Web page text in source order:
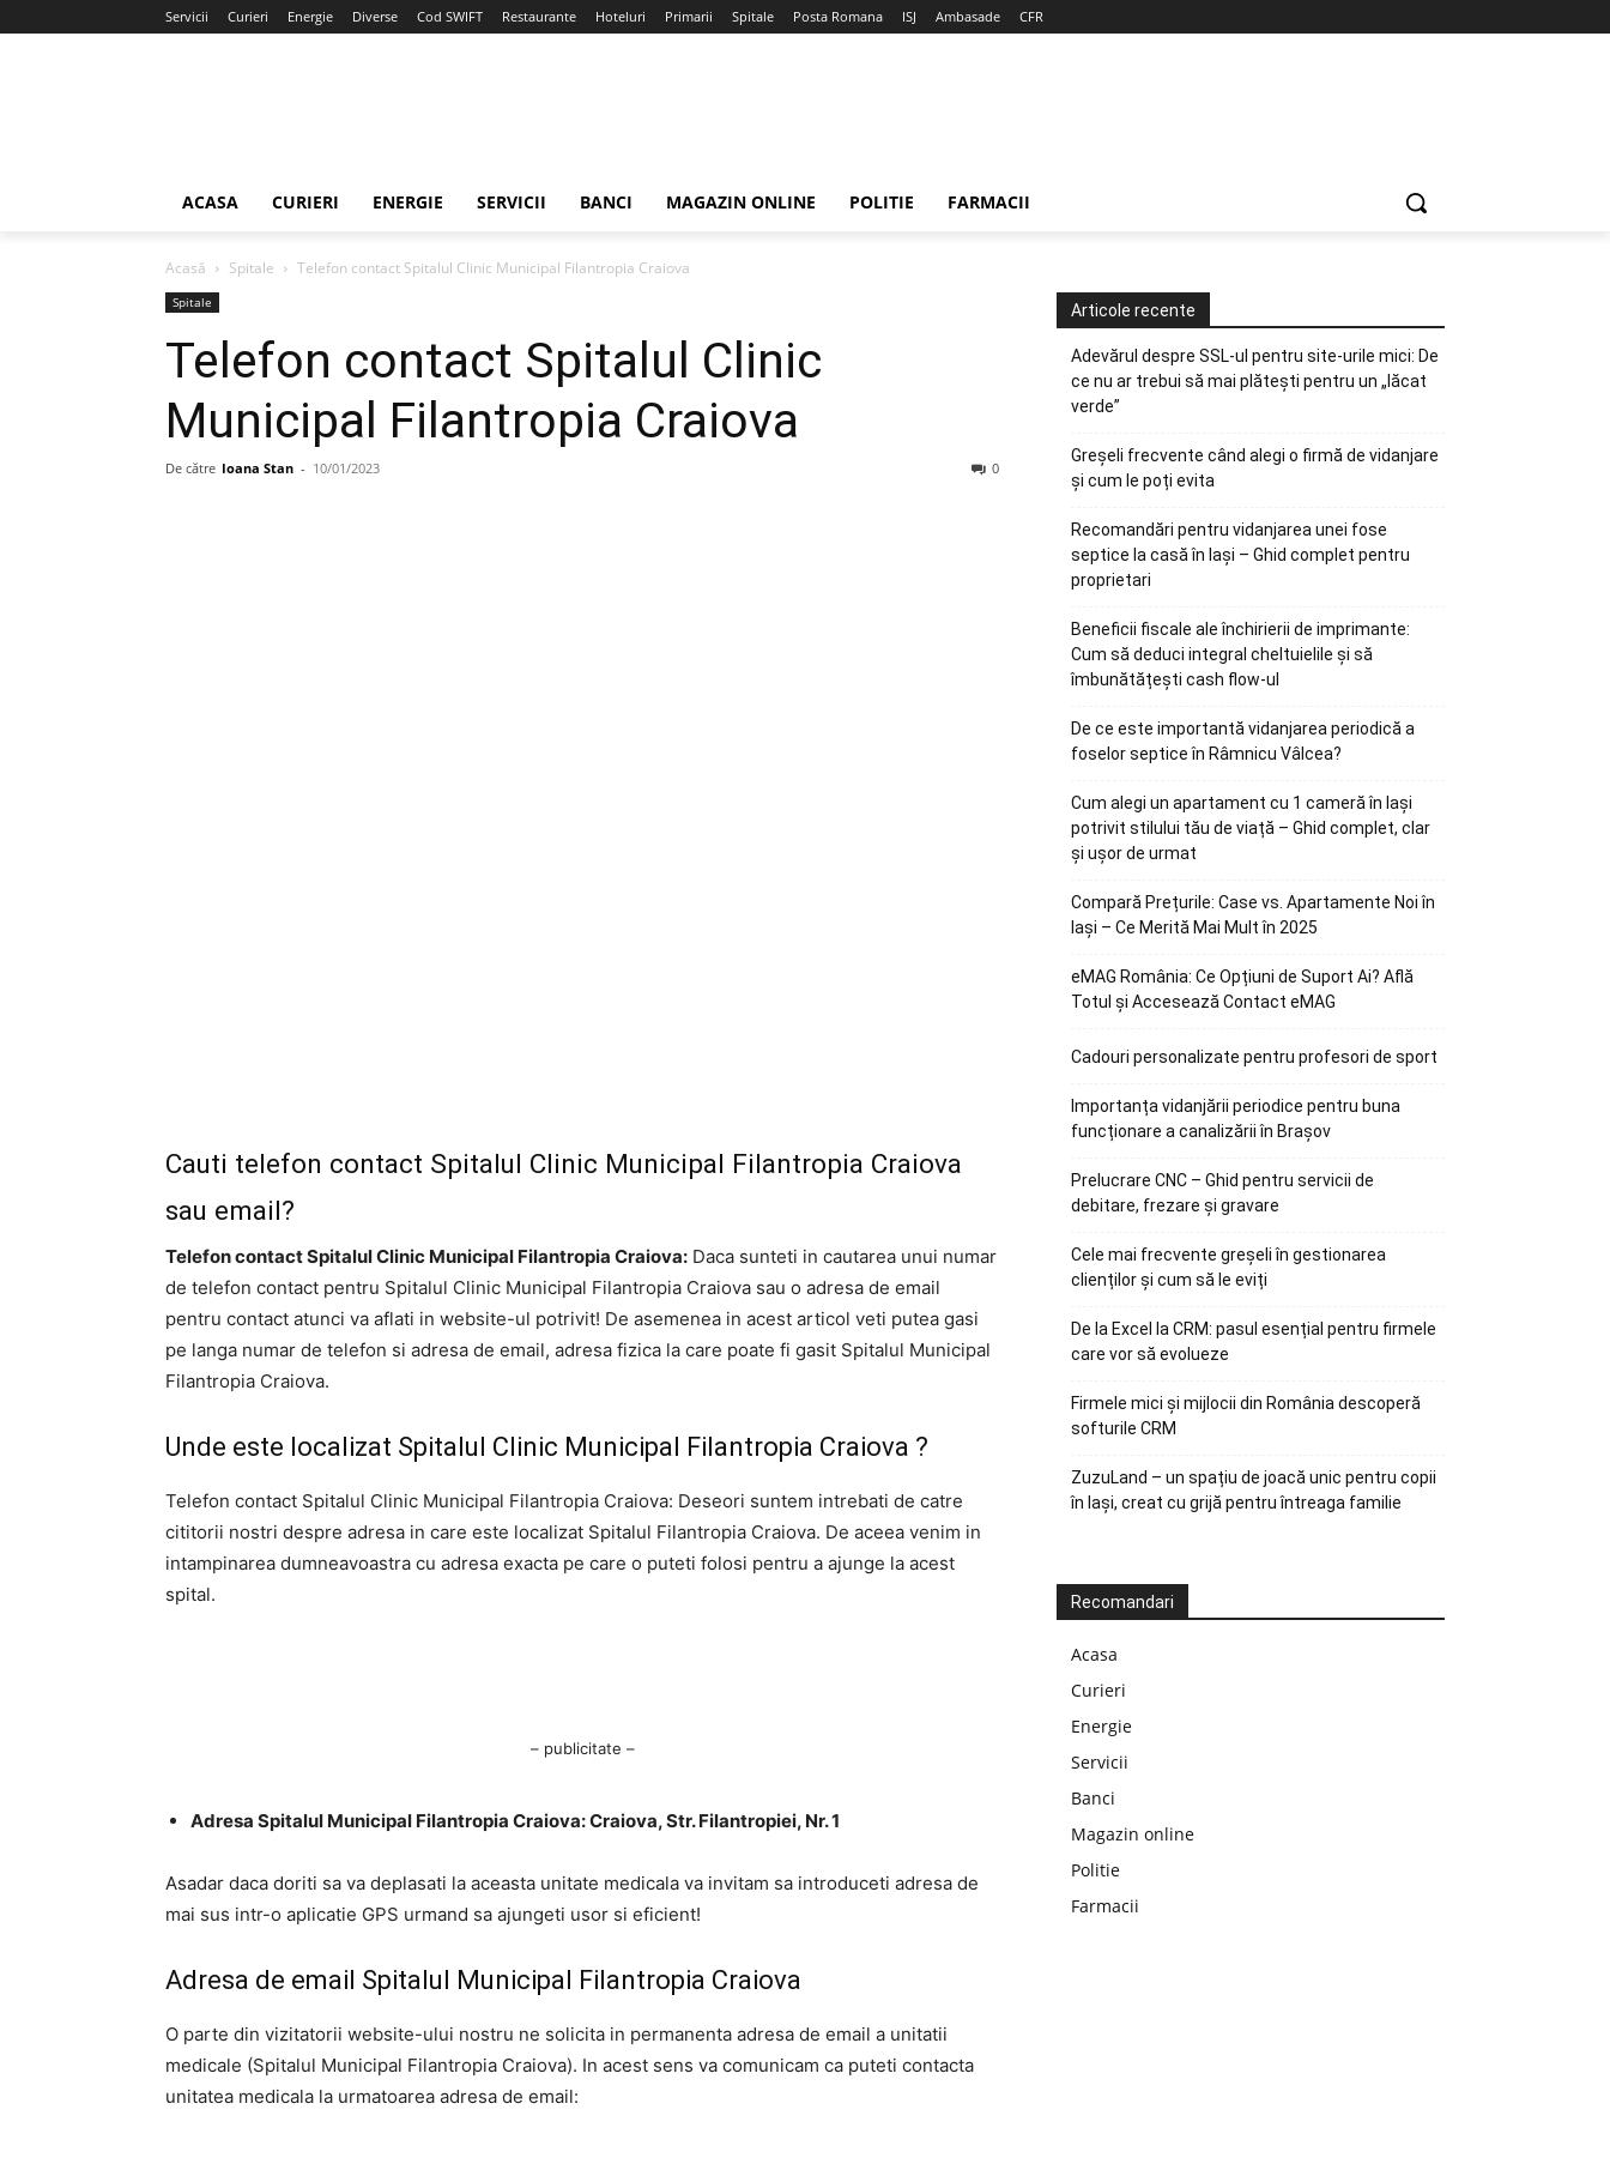
Servicii Curieri Energie Diverse Cod SWIFT Restaurante Hoteluri Primarii Spitale Posta Romana ISJ Ambasade CFR
ACASA CURIERI ENERGIE SERVICII BANCI MAGAZIN ONLINE POLITIE FARMACII
Acasă Spitale Telefon contact Spitalul Clinic Municipal Filantropia Craiova
Spitale
Telefon contact Spitalul Clinic
Municipal Filantropia Craiova
De către Ioana Stan - 10/01/2023 0
Cauti telefon contact Spitalul Clinic Municipal Filantropia Craiova
sau email?
Telefon contact Spitalul Clinic Municipal Filantropia Craiova: Daca sunteti in cautarea unui numar
de telefon contact pentru Spitalul Clinic Municipal Filantropia Craiova sau o adresa de email
pentru contact atunci va aflati in website-ul potrivit! De asemenea in acest articol veti putea gasi
pe langa numar de telefon si adresa de email, adresa fizica la care poate fi gasit Spitalul Municipal
Filantropia Craiova.
Unde este localizat Spitalul Clinic Municipal Filantropia Craiova ?
Telefon contact Spitalul Clinic Municipal Filantropia Craiova: Deseori suntem intrebati de catre
cititorii nostri despre adresa in care este localizat Spitalul Filantropia Craiova. De aceea venim in
intampinarea dumneavoastra cu adresa exacta pe care o puteti folosi pentru a ajunge la acest
spital.
– publicitate –
Adresa Spitalul Municipal Filantropia Craiova: Craiova, Str. Filantropiei, Nr. 1
Asadar daca doriti sa va deplasati la aceasta unitate medicala va invitam sa introduceti adresa de
mai sus intr-o aplicatie GPS urmand sa ajungeti usor si eficient!
Adresa de email Spitalul Municipal Filantropia Craiova
O parte din vizitatorii website-ului nostru ne solicita in permanenta adresa de email a unitatii
medicale (Spitalul Municipal Filantropia Craiova). In acest sens va comunicam ca puteti contacta
unitatea medicala la urmatoarea adresa de email:
Articole recente
Adevărul despre SSL-ul pentru site-urile mici: De
ce nu ar trebui să mai plătești pentru un „lăcat
verde”
Greșeli frecvente când alegi o firmă de vidanjare
și cum le poți evita
Recomandări pentru vidanjarea unei fose
septice la casă în Iași – Ghid complet pentru
proprietari
Beneficii fiscale ale închirierii de imprimante:
Cum să deduci integral cheltuielile și să
îmbunătățești cash flow-ul
De ce este importantă vidanjarea periodică a
foselor septice în Râmnicu Vâlcea?
Cum alegi un apartament cu 1 cameră în Iași
potrivit stilului tău de viață – Ghid complet, clar
și ușor de urmat
Compară Prețurile: Case vs. Apartamente Noi în
Iași – Ce Merită Mai Mult în 2025
eMAG România: Ce Opțiuni de Suport Ai? Află
Totul și Accesează Contact eMAG
Cadouri personalizate pentru profesori de sport
Importanța vidanjării periodice pentru buna
funcționare a canalizării în Brașov
Prelucrare CNC – Ghid pentru servicii de
debitare, frezare și gravare
Cele mai frecvente greșeli în gestionarea
clienților și cum să le eviți
De la Excel la CRM: pasul esențial pentru firmele
care vor să evolueze
Firmele mici și mijlocii din România descoperă
softurile CRM
ZuzuLand – un spațiu de joacă unic pentru copii
în Iași, creat cu grijă pentru întreaga familie
Recomandari
Acasa
Curieri
Energie
Servicii
Banci
Magazin online
Politie
Farmacii